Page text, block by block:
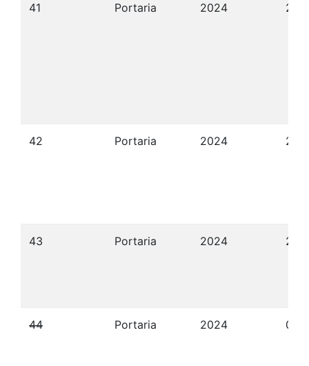
41 Portaria 2024 21/
42 Portaria 2024 21/
43 Portaria 2024 21/
44 Portaria 2024 06/